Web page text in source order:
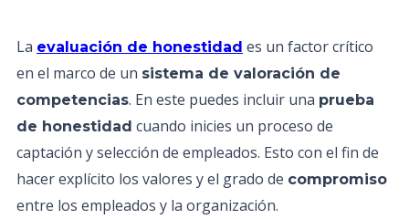
La evaluación de honestidad es un factor crítico
en el marco de un sistema de valoración de
competencias. En este puedes incluir una prueba
de honestidad cuando inicies un proceso de
captación y selección de empleados. Esto con el fin de
hacer explícito los valores y el grado de compromiso
entre los empleados y la organización.